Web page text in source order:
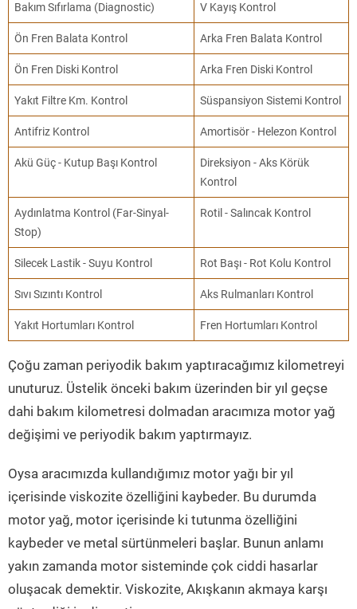
Bakım Sıfırlama (Diagnostic) V Kayış Kontrol
Ön Fren Balata Kontrol Arka Fren Balata Kontrol
Ön Fren Diski Kontrol Arka Fren Diski Kontrol
Yakıt Filtre Km. Kontrol Süspansiyon Sistemi Kontrol
Antifriz Kontrol Amortisör - Helezon Kontrol
Akü Güç - Kutup Başı Kontrol
Direksiyon - Aks Körük
Kontrol
Aydınlatma Kontrol (Far-Sinyal-
Stop)
Rotil - Salıncak Kontrol
Silecek Lastik - Suyu Kontrol Rot Başı - Rot Kolu Kontrol
Sıvı Sızıntı Kontrol Aks Rulmanları Kontrol
Yakıt Hortumları Kontrol Fren Hortumları Kontrol
Çoğu zaman periyodik bakım yaptıracağımız kilometreyi
unuturuz. Üstelik önceki bakım üzerinden bir yıl geçse
dahi bakım kilometresi dolmadan aracımıza motor yağ
değişimi ve periyodik bakım yaptırmayız.
Oysa aracımızda kullandığımız motor yağı bir yıl
içerisinde viskozite özelliğini kaybeder. Bu durumda
motor yağ, motor içerisinde ki tutunma özelliğini
kaybeder ve metal sürtünmeleri başlar. Bunun anlamı
yakın zamanda motor sisteminde çok ciddi hasarlar
oluşacak demektir. Viskozite, Akışkanın akmaya karşı